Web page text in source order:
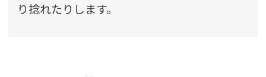
り捻れたりします。